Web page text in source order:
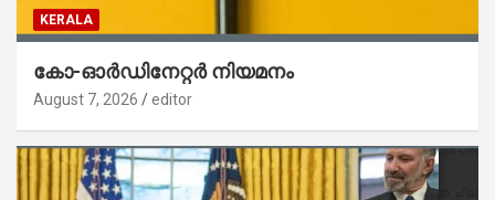
KERALA
കോ-ഓർഡിനേറ്റർ നിയമനം
August 7, 2026 editor